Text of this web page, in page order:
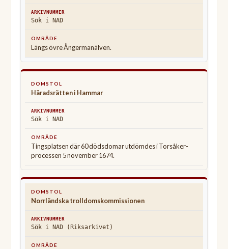
Sök i NAD
Längs övre Ångermanälven.
Häradsrätten i Hammar
Sök i NAD
Tingsplatsen där 60 dödsdomar utdömdes i Torsåker-
processen 5 november 1674.
Norrländska trolldomskommissionen
Sök i NAD (Riksarkivet)